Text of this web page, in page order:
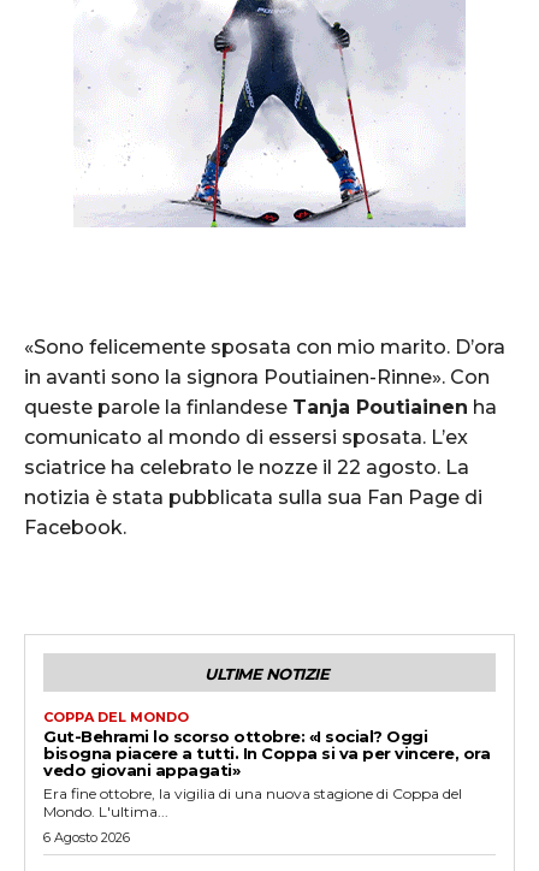
«Sono felicemente sposata con mio marito. D’ora
in avanti sono la signora Poutiainen-Rinne». Con
queste parole la finlandese Tanja Poutiainen ha
comunicato al mondo di essersi sposata. L’ex
sciatrice ha celebrato le nozze il 22 agosto. La
notizia è stata pubblicata sulla sua Fan Page di
Facebook.
ULTIME NOTIZIE
COPPA DEL MONDO
Gut-Behrami lo scorso ottobre: «I social? Oggi
bisogna piacere a tutti. In Coppa si va per vincere, ora
vedo giovani appagati»
Era fine ottobre, la vigilia di una nuova stagione di Coppa del
Mondo. L'ultima...
6 Agosto 2026